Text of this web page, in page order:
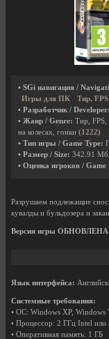
• SGi навигация /
Игры для ПК
Тир,
• Разработчик / Developer:
• Жанр / Genre: Тир, FPS,
на колесах, гонки (1222)
• Тип игры / Game Type:
• Размер / Size: 342.91 Мб.
• Оценка игроков / Game
Разрушаем подлежащие
кувалды и бульдозера и
Версия игры ОБНОВЛЕНА
Язык интерфейса:
Системные требования:
• ОС: Windows XP, Windows
• Процессор: 2 ГГц Intel
• Оперативная память: 1 ГБ